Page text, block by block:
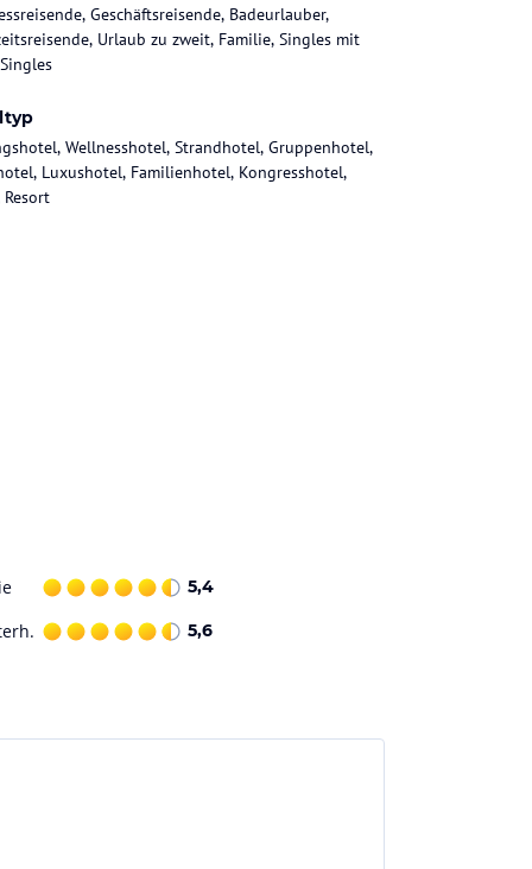
Geschäftsreisende, Badeurlauber,
Urlaub zu zweit, Familie, Singles mit
Wellnesshotel, Strandhotel, Gruppenhotel,
Luxushotel, Familienhotel, Kongresshotel,
5,4
5,6